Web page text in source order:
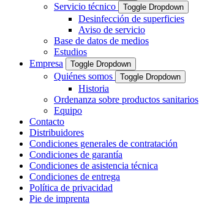
Servicio técnico Toggle Dropdown
Desinfección de superficies
Aviso de servicio
Base de datos de medios
Estudios
Empresa
Toggle Dropdown
Quiénes somos Toggle Dropdown
Historia
Ordenanza sobre productos sanitarios
Equipo
Contacto
Distribuidores
Condiciones generales de contratación
Condiciones de garantía
Condiciones de asistencia técnica
Condiciones de entrega
Política de privacidad
Pie de imprenta